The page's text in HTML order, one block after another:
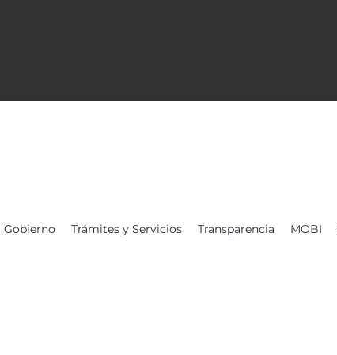
Gobierno Trámites y Servicios Transparencia MOBI